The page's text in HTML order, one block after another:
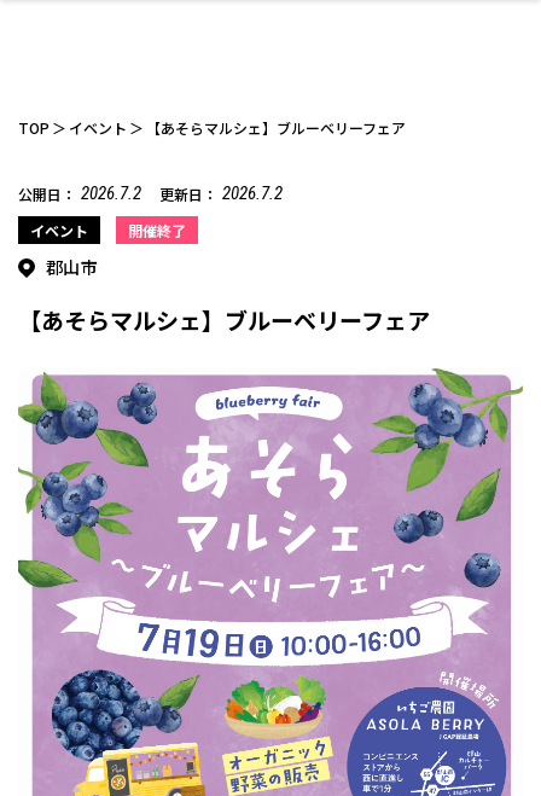
カフェ
お酒 洋食 中華
和食 わんぱく 福島ローカルグル
メ
開成山公園
デート・友達と ひとりで アウトドア
温泉 体験 名所
美容室
美容アイテム エイジングケア メンズ
フィットネス・や
せたい
鍼灸・整体・リラ
クゼーション
まつ毛サロン
ファッション
スポーツ・アウト
ドア
ギフト・お土産 キッズ
インテリア 食品・酒 生活を彩るモノ
お仕事探し
保険 病院・クリニック ペット
趣味・スキルアッ 保育園・こども園 子どもの習い事・
塾
家づくり
リフォーム・リノ
ベーション
自治体インフォ その他
TOP イベント 【あそらマルシェ】ブルーベリーフェア
公開日： 2026.7.2 更新日： 2026.7.2
イベント 開催終了
郡山市
【あそらマルシェ】ブルーベリーフェア